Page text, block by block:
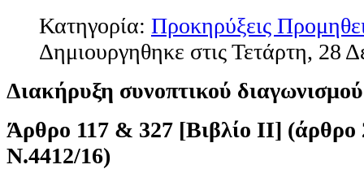
Κατηγορία: Προκηρύξεις
Δημιουργηθηκε στις Τετάρτη, 28
Διακήρυξη συνοπτικού διαγωνισμού
Άρθρο 117 & 327 [Βιβλίο ΙΙ] (άρθρο
Ν.4412/16)